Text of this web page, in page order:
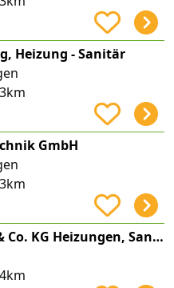
Heizung - Sanitär
GmbH
Arnold GmbH & Co. KG Heizungen, Sanitäre Anlagen und Blechnerei